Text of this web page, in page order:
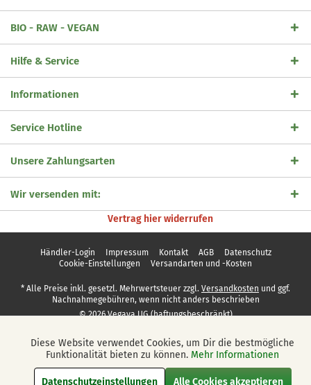
BIO - RAW - VEGAN
Hilfe & Service
Informationen
Service Hotline
Unsere Zahlungsarten
Wir versenden mit:
Vertrag hier widerrufen
Händler-Login Impressum Kontakt AGB
Datenschutz
Cookie-Einstellungen
Versandarten und -Kosten
* Alle Preise inkl. gesetzl. Mehrwertsteuer zzgl. Versandkosten und ggf.
Nachnahmegebühren, wenn nicht anders beschrieben
© 2026 Vegaya UG (haftungsbeschränkt)
Funktionale Aktiv
Diese Website verwendet Cookies, um Dir die bestmögliche
Funktionalität bieten zu können. Mehr Informationen
Datenschutzeinstellungen Alle Cookies akzeptieren